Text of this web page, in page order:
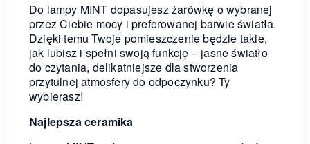
Do lampy MINT dopasujesz żarówkę o wybranej
przez Ciebie mocy i preferowanej barwie światła.
Dzięki temu Twoje pomieszczenie będzie takie,
jak lubisz i spełni swoją funkcję – jasne światło
do czytania, delikatniejsze dla stworzenia
przytulnej atmosfery do odpoczynku? Ty
wybierasz!
Najlepsza ceramika